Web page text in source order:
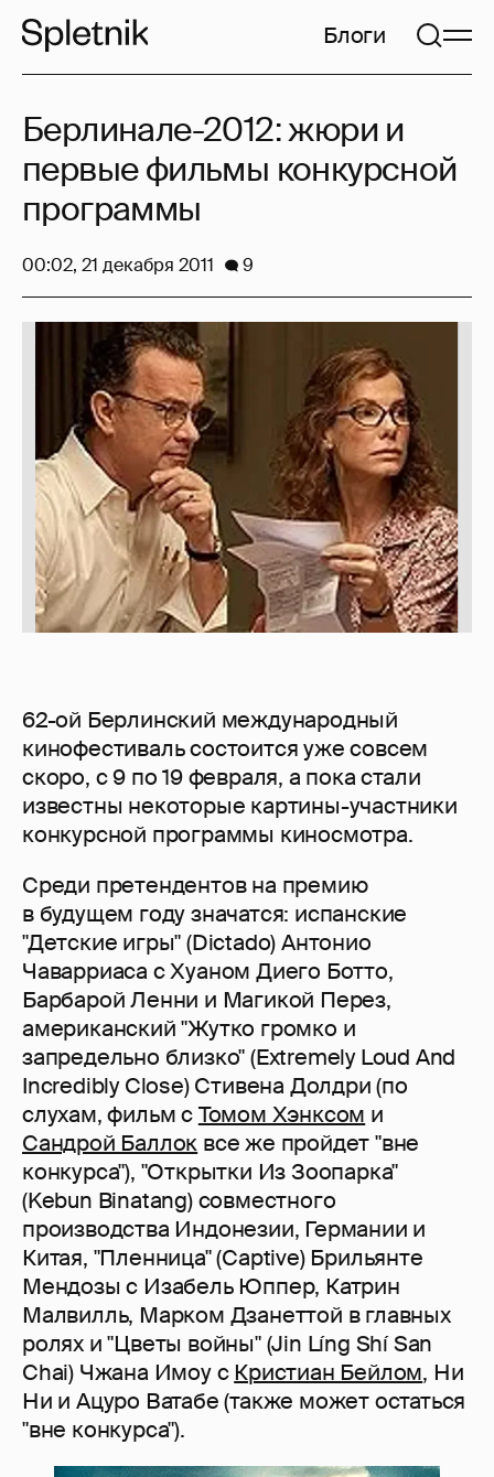
Блоги
62-ой Берлинский международный
кинофестиваль состоится уже совсем
скоро, с 9 по 19 февраля, а пока стали
известны некоторые картины-участники
конкурсной программы киносмотра.
Среди претендентов на премию
в будущем году значатся: испанские
"Детские игры" (Dictado) Антонио
Чаварриаса с Хуаном Диего Ботто,
Барбарой Ленни и Магикой Перез,
американский "Жутко громко и
запредельно близко" (Extremely Loud And
Incredibly Close) Стивена Долдри (по
слухам, фильм сТомом Хэнксом и
Сандрой Баллок все же пройдет "вне
конкурса"), "Открытки Из Зоопарка"
(Kebun Binatang) совместного
производства Индонезии, Германии и
Китая, "Пленница" (Captive) Брильянте
Мендозы с Изабель Юппер, Катрин
Малвилль, Марком Дзанеттой в главных
ролях и "Цветы войны" (Jin Líng Shí San
Chai) Чжана Имоу с Кристиан Бейлом, Ни
Ни и Ацуро Ватабе (также может остаться
"вне конкурса").
Берлинале-2012: жюри и
первые фильмы конкурсной
программы
00:02, 21 декабря 2011 9